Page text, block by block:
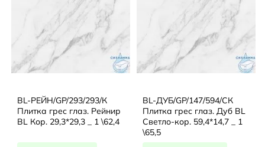
BL-РЕЙН/GP/293/293/К
Плитка грес глаз. Рейнир
BL Кор. 29,3*29,3 _ 1 \62,4
BL-ДУБ/GP/147/594/СК
Плитка грес глаз. Дуб BL
Светло-кор. 59,4*14,7 _ 1
\65,5